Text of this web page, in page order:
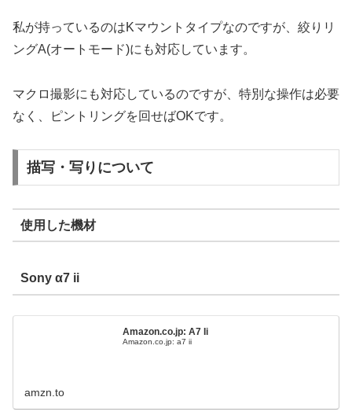
私が持っているのはKマウントタイプなのですが、絞りリ
ングA(オートモード)にも対応しています。
マクロ撮影にも対応しているのですが、特別な操作は必要
なく、ピントリングを回せばOKです。
描写・写りについて
使用した機材
Sony α7 ii
Amazon.co.jp: A7 Ii
Amazon.co.jp: a7 ii
amzn.to